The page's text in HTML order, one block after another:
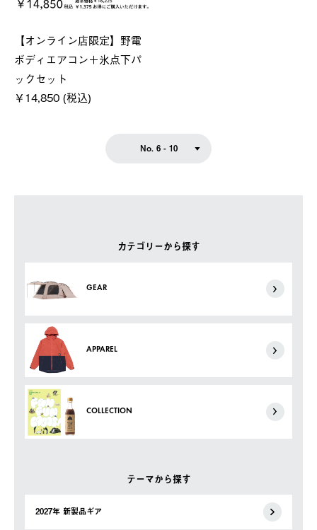
カテゴリーから探す
GEAR
APPAREL
COLLECTION
テーマから探す
2027年 新製品ギア
【オンライン店限定】野電
ボディエアコン＋氷点下パ
ックセット
￥14,850 (税込)
No. 6 - 10